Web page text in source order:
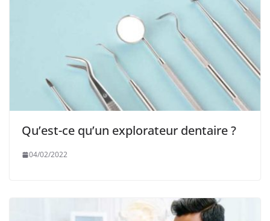
Qu’est-ce qu’un explorateur dentaire ?
04/02/2022